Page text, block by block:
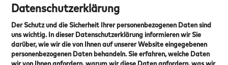
Datenschutzerklärung
Der Schutz und die Sicherheit Ihrer personenbezogenen Daten sind
uns wichtig. In dieser Datenschutzerklärung informieren wir Sie
darüber, wie wir die von Ihnen auf unserer Website eingegebenen
personenbezogenen Daten behandeln. Sie erfahren, welche Daten
wir von Ihnen anfordern, warum wir diese Daten anfordern, was wir